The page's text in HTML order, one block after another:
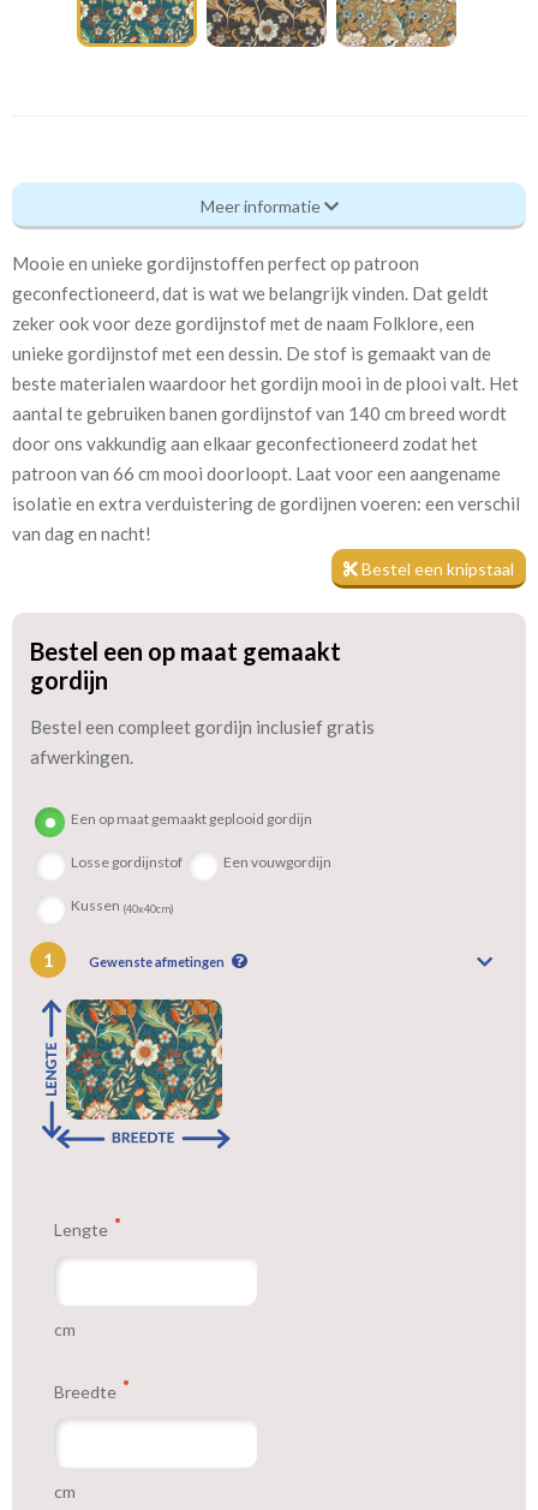
Pt_8720-788 Folklore peacock
Eigenschappen gordijnstof
Artikelnummer
Pt_8720-788 Folklore
peacock
Patroon: 66 cm
Stofbreedte: 143 cm
Meestal eerder, maar houd
rekening met
circa 2-3 weken
Linnen en katoen
We hebben bijna alle stoffen op voorraad, bestel daarom gerust
eerst een knipstaaltje.
Zo weet u precies met welke kleur en kwaliteit uw gordijnen
worden gemaakt.
Tip:Laat voor aangename verduistering en isolatie de gordijnen
voeren: een verschil van dag en nacht!
Meer informatie
Mooie en unieke gordijnstoffen perfect op patroon
geconfectioneerd, dat is wat we belangrijk vinden. Dat geldt
zeker ook voor deze gordijnstof met de naam Folklore, een
unieke gordijnstof met een dessin. De stof is gemaakt van de
beste materialen waardoor het gordijn mooi in de plooi valt. Het
aantal te gebruiken banen gordijnstof van 140 cm breed wordt
door ons vakkundig aan elkaar geconfectioneerd zodat het
patroon van 66 cm mooi doorloopt. Laat voor een aangename
isolatie en extra verduistering de gordijnen voeren: een verschil
van dag en nacht!
Bestel een knipstaal
Bestel een op maat gemaakt
gordijn
Bestel een compleet gordijn inclusief gratis
afwerkingen.
Een op maat gemaakt geplooid gordijn
Losse gordijnstof Een vouwgordijn
Kussen (40x40cm)
1 Gewenste afmetingen
Lengte
cm
Breedte
cm